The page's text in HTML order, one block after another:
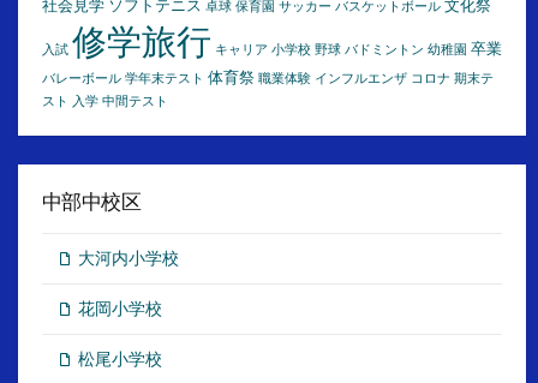
社会見学 ソフトテニス 卓球 保育園 サッカー バスケットボール 文化祭
入試 修学旅行 キャリア 小学校 野球 バドミントン 幼稚園 卒業
バレーボール 学年末テスト 体育祭 職業体験 インフルエンザ コロナ 期末テ
スト 入学 中間テスト
中部中校区
大河内小学校
花岡小学校
松尾小学校